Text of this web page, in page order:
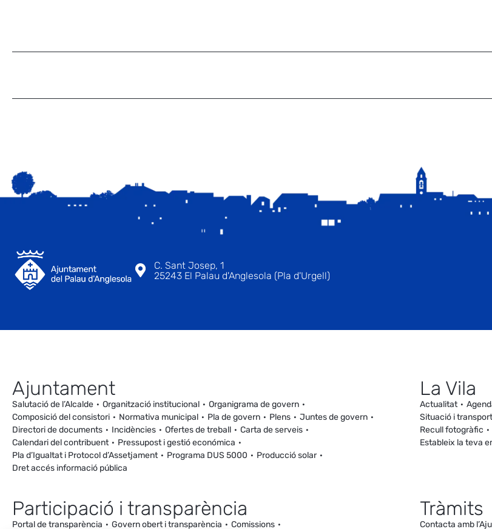
C. Sant Josep, 1
25243 El Palau d'Anglesola (Pla d'Urgell)
Ajuntament
Salutació de l’Alcalde Organització institucional
Organigrama de govern
Composició del consistori
Normativa municipal Pla de govern Plens
Juntes de govern
Directori de documents
Incidències Ofertes de treball
Carta de serveis
Calendari del contribuent
Pressupost i gestió económica
Pla d’Igualtat i Protocol d’Assetjament
Programa DUS 5000
Producció solar
Dret accés informació pública
La Vila
Actualitat
Situació i
Recull fotogràfic
Estableix la teva
Participació i transparència
Portal de transparència Govern obert i transparència Comissions
Tràmits
Contacta amb